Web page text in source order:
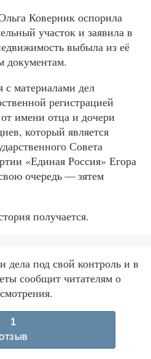
Коверник оспорила
участок и заявила в
выбыла из её
документам.
с материалами дел
регистрацией
имени отца и дочери
который является
Совета
«Единая Россия» Егора
очередь — зятем
получается.
дела под свой контроль и в
сообщит читателям о
1